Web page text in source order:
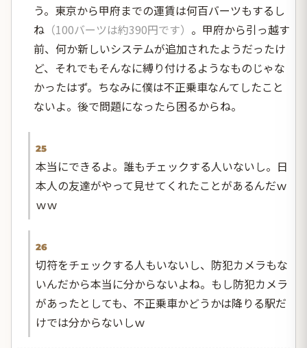
う。東京から甲府までの運賃は何百バーツもするし
ね （100バーツは約390円です） 。甲府から引っ越す
前、何か新しいシステムが追加されたようだったけ
ど、それでもそんなに縛り付けるようなものじゃな
かったはず。ちなみに僕は不正乗車なんてしたこと
ないよ。後で問題になったら困るからね。
25
本当にできるよ。誰もチェックする人いないし。日
本人の友達がやって見せてくれたことがあるんだｗ
ｗｗ
26
切符をチェックする人もいないし、防犯カメラもな
いんだから本当に分からないよね。もし防犯カメラ
があったとしても、不正乗車かどうかは降りる駅だ
けでは分からないしｗ